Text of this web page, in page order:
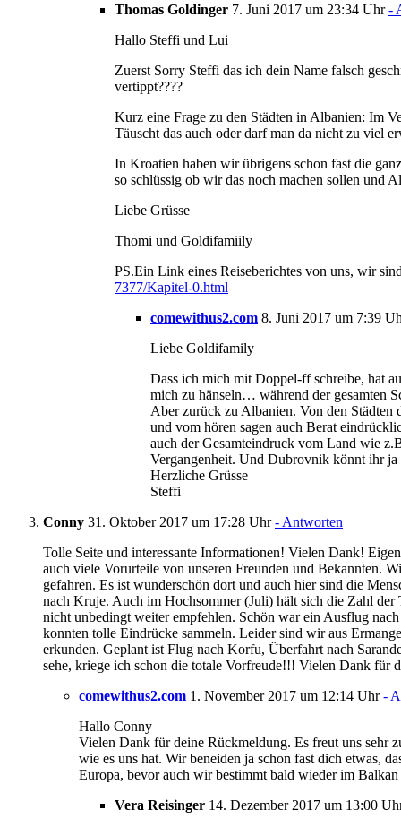
Thomas Goldinger 7. Juni 2017 um 23:34 Uhr-
Hallo Steffi und Lui
Zuerst Sorry Steffi das ich dein Name falsch
vertippt????
Kurz eine Frage zu den Städten in Albanien: Im
Täuscht das auch oder darf man da nicht zu viel
In Kroatien haben wir übrigens schon fast die
so schlüssig ob wir das noch machen sollen und
Liebe Grüsse
Thomi und Goldifamiily
PS.Ein Link eines Reiseberichtes von uns, wir
7377/Kapitel-0.html
comewithus2.com 8. Juni 2017 um 7:39
Liebe Goldifamily
Dass ich mich mit Doppel-ff schreibe, hat
mich zu hänseln… während der gesamten
Aber zurück zu Albanien. Von den
und vom hören sagen auch Berat
auch der Gesamteindruck vom Land wie
Vergangenheit. Und Dubrovnik könnt ihr ja
Herzliche Grüsse
Steffi
Conny 31. Oktober 2017 um 17:28 Uhr- Antworten
Tolle Seite und interessante Informationen! Vielen Dank!
auch viele Vorurteile von unseren Freunden und Bekannten.
gefahren. Es ist wunderschön dort und auch hier sind die
nach Kruje. Auch im Hochsommer (Juli) hält sich die Zahl
nicht unbedingt weiter empfehlen. Schön war ein Ausflug
konnten tolle Eindrücke sammeln. Leider sind wir aus
erkunden. Geplant ist Flug nach Korfu, Überfahrt nach
sehe, kriege ich schon die totale Vorfreude!!! Vielen Dank für
comewithus2.com 1. November 2017 um 12:14 Uhr-
Hallo Conny
Vielen Dank für deine Rückmeldung. Es freut uns sehr
wie es uns hat. Wir beneiden ja schon fast dich etwas,
Europa, bevor auch wir bestimmt bald wieder im
Vera Reisinger 14. Dezember 2017 um 13:00